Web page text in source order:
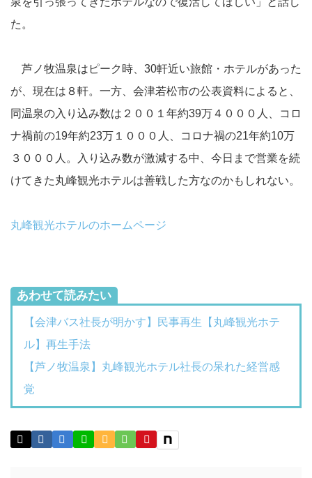
た。
芦ノ牧温泉はピーク時、30軒近い旅館・ホテルがあった
が、現在は８軒。一方、会津若松市の公表資料によると、
同温泉の入り込み数は２００１年約39万４０００人、コロ
ナ禍前の19年約23万１０００人、コロナ禍の21年約10万
３０００人。入り込み数が激減する中、今日まで営業を続
けてきた丸峰観光ホテルは善戦した方なのかもしれない。
丸峰観光ホテルのホームページ
あわせて読みたい
【会津バス社長が明かす】民事再生【丸峰観光ホテ
ル】再生手法
【芦ノ牧温泉】丸峰観光ホテル社長の呆れた経営感
覚